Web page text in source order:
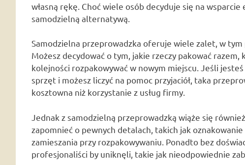
własną rękę. Choć wiele osób decyduje się na
samodzielną alternatywą.
Samodzielna przeprowadzka oferuje wiele zalet, w
Możesz decydować o tym, jakie rzeczy pakować
kolejności rozpakowywać w nowym miejscu. Jeśli
sprzęt i możesz liczyć na pomoc przyjaciół, taka
kosztowna niż korzystanie z usług firmy.
Jednak z samodzielną przeprowadzką wiąże się
zapomnieć o pewnych detalach, takich jak
zamieszania przy rozpakowywaniu. Ponadto bez
profesjonaliści by uniknęli, takie jak nieodpowiednie